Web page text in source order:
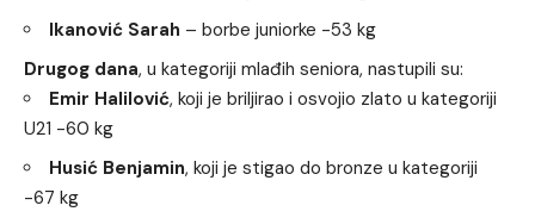
Ikanović Sarah – borbe juniorke -53 kg
Drugog dana, u kategoriji mlađih seniora, nastupili su:
Emir Halilović, koji je briljirao i osvojio zlato u kategoriji
U21 -60 kg
Husić Benjamin, koji je stigao do bronze u kategoriji
-67 kg